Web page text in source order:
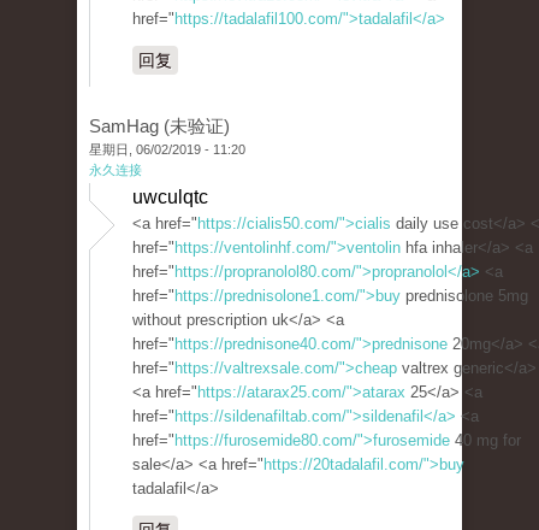
href=" https://tadalafil100.com/">tadalafil</a>
回复
SamHag (未验证)
星期日, 06/02/2019 - 11:20
永久连接
uwculqtc
<a href=" https://cialis50.com/">cialis daily use cost</a>
href=" https://ventolinhf.com/">ventolin hfa inhaler</a> <a
href=" https://propranolol80.com/">propranolol</a> <a
href=" https://prednisolone1.com/">buy prednisolone 5mg
without prescription uk</a> <a
href=" https://prednisone40.com/">prednisone 20mg</a>
href=" https://valtrexsale.com/">cheap valtrex generic</a>
<a href=" https://atarax25.com/">atarax 25</a> <a
href=" https://sildenafiltab.com/">sildenafil</a> <a
href=" https://furosemide80.com/">furosemide 40 mg for
sale</a> <a href=" https://20tadalafil.com/">buy
tadalafil</a>